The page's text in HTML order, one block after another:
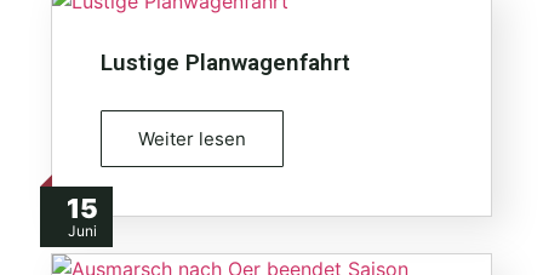
Lustige Planwagenfahrt
Weiter lesen
15
Juni